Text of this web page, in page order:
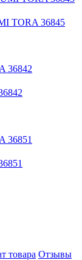
TORA 36845
товара Отзывы